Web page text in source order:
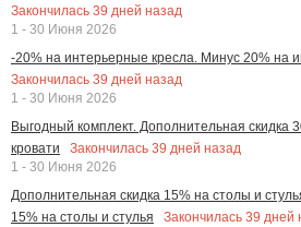
Закончилась 39 дней назад
1 - 30 Июня 2026
-20% на интерьерные кресла. Минус 20% на
Закончилась 39 дней назад
1 - 30 Июня 2026
Выгодный комплект. Дополнительная скидка
кровати
Закончилась 39 дней назад
1 - 30 Июня 2026
Дополнительная скидка 15% на столы и
15% на столы и стулья
Закончилась 39 дней